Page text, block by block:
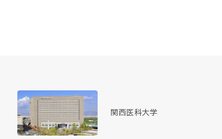
関西医科大学